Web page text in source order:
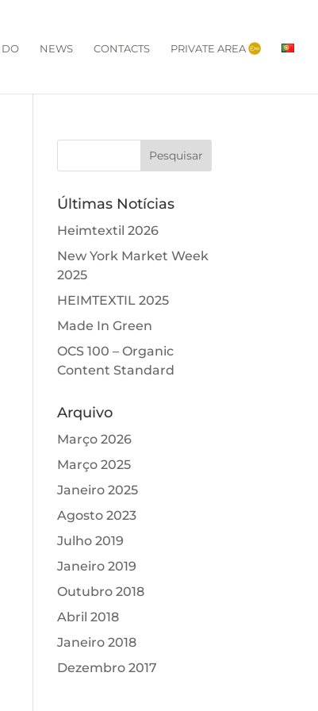
DO NEWS CONTACTS PRIVATE AREA
Últimas Notícias
Heimtextil 2026
New York Market Week
2025
HEIMTEXTIL 2025
Made In Green
OCS 100 – Organic
Content Standard
Arquivo
Março 2026
Março 2025
Janeiro 2025
Agosto 2023
Julho 2019
Janeiro 2019
Outubro 2018
Abril 2018
Janeiro 2018
Dezembro 2017